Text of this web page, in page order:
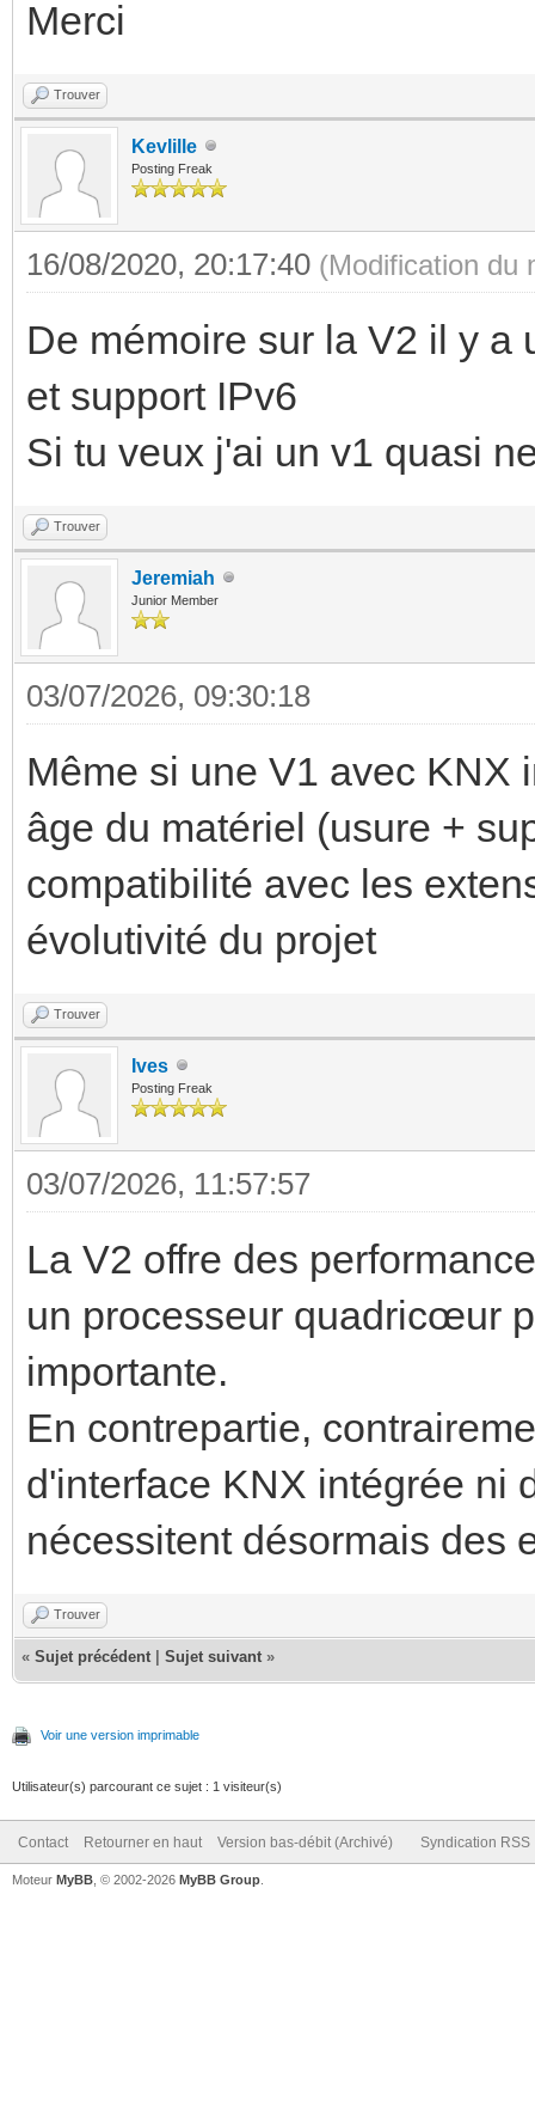
Merci
Trouver
Kevlille
Posting Freak
16/08/2020, 20:17:40 (Modification du
De mémoire sur la V2 il y a
et support IPv6
Si tu veux j'ai un v1 quasi
Trouver
Jeremiah
Junior Member
03/07/2026, 09:30:18
Même si une V1 avec
âge du matériel (usure +
compatibilité avec les
évolutivité du projet
Trouver
Ives
Posting Freak
03/07/2026, 11:57:57
La V2 offre des
un processeur quadricœur
importante.
En contrepartie,
d'interface KNX intégrée ni
nécessitent désormais des
Trouver
« Sujet précédent Sujet suivant »
Voir une version imprimable
Utilisateur(s) parcourant ce sujet : 1 visiteur(s)
Contact Retourner en haut Version bas-débit (Archivé) Syndication RSS
Moteur MyBB , © 2002-2026 MyBB Group